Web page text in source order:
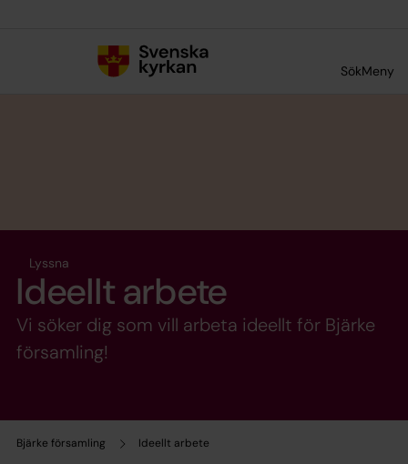
SökMeny
Bjärke församling Ideellt arbete
Lyssna
Ideellt arbete
Vi söker dig som vill arbeta ideellt för Bjärke
församling!